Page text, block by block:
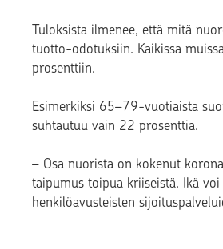
Tuloksista ilmenee, että mitä
tuotto-odotuksiin. Kaikissa
prosenttiin.
Esimerkiksi 65–79-vuotiaista
suhtautuu vain 22 prosenttia.
– Osa nuorista on kokenut
taipumus toipua kriiseistä. Ikä
henkilöavusteisten